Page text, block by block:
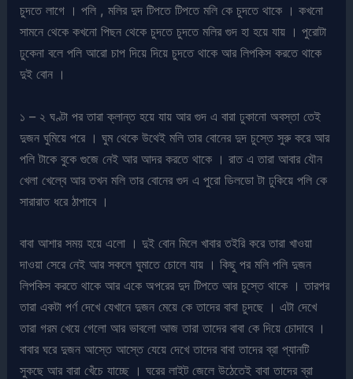
চুদতে লাগে । পলি , মলির দুদ টিপতে টিপতে মলি কে চুদতে থাকে । কখনো
সামনে থেকে কখনো পিছন থেকে চুদতে চুদতে মলির গুদ হা হয়ে যায় । পুরোটা
ঢুকেনা বলে পলি আরো চাপ দিয়ে দিয়ে চুদতে থাকে আর লিপকিস করতে থাকে
দুই বোন ।
১ – ২ ঘণ্টা পর তারা ক্লান্ত হয়ে যায় আর গুদ এ বারা ঢুকানো অবস্তা তেই
দুজন ঘুমিয়ে পরে । ঘুম থেকে উথেই মলি তার বোনের দুদ চুস্তে সুরু করে আর
পলি টাকে বুকে গুজে নেই আর আদর করতে থাকে । রাত এ তারা আবার যৌন
খেলা খেল্বে আর তখন মলি তার বোনের গুদ এ পুরো ডিলডো টা ঢুকিয়ে পলি কে
সারারাত ধরে ঠাপাবে ।
বাবা আশার সময় হয়ে এলো । দুই বোন মিলে খাবার তইরি করে তারা খাওয়া
দাওয়া সেরে নেই আর সকলে ঘুমাতে চোলে যায় । কিছু পর মলি পলি দুজন
লিপকিস করতে থাকে আর একে অপরের দুদ টিপতে আর চুস্তে থাকে । তারপর
তারা একটা পর্ণ দেখে যেখানে দুজন মেয়ে কে তাদের বাবা চুদছে । এটা দেখে
তারা গরম খেয়ে গেলো আর ভাবলো আজ তারা তাদের বাবা কে দিয়ে চোদাবে ।
বাবার ঘরে দুজন আস্তে আস্তে যেয়ে দেখে তাদের বাবা তাদের ব্রা প্যানটি
সুকছে আর বারা খেঁচে যাচ্ছে । ঘরের লাইট জেলে উঠেতেই বাবা তাদের ব্রা